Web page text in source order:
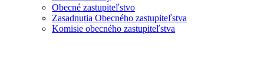
Obecné zastupiteľstvo
Zasadnutia Obecného zastupiteľstva
Komisie obecného zastupiteľstva